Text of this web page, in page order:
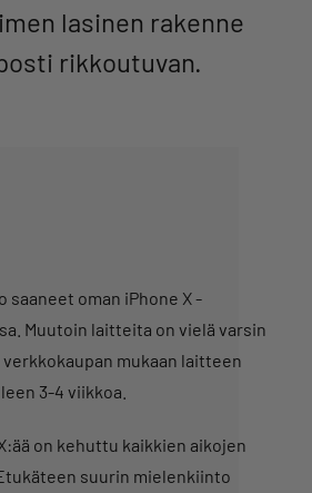
lasinen rakenne
rikkoutuvan.
saaneet oman iPhone X -
Muutoin laitteita on vielä varsin
mukaan laitteen
3-4 viikkoa.
on kehuttu kaikkien aikojen
suurin mielenkiinto